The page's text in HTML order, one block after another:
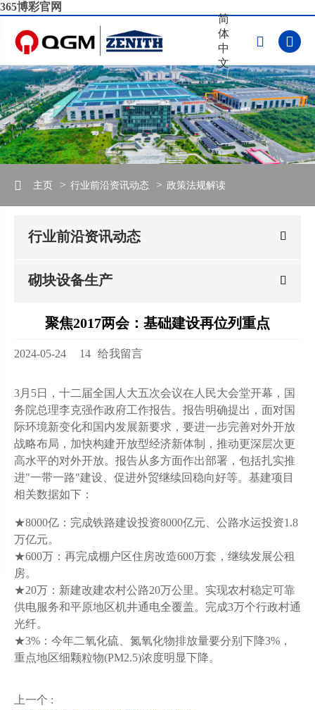
365博彩官网
简
体
中
文
 
主页 行业前沿资讯动态 政策法规解读
行业前沿资讯动态
砌块设备生产
聚焦2017两会：基础建设再位列重点
2024-05-24 14 给我留言
3月5日，十二届全国人大五次会议在人民大会堂开幕，国
务院总理李克强作政府工作报告。报告明确提出，面对国
际环境新变化和国内发展新要求，要进一步完善对外开放
战略布局，加快构建开放型经济新体制，推动更深层次更
高水平的对外开放。报告从多方面作出部署，包括扎实推
进"一带一路"建设、促进外贸继续回稳向好等。基建项目
相关数据如下：
★8000亿：完成铁路建设投资8000亿元、公路水运投资1.8
万亿元。
★600万：再完成棚户区住房改造600万套，继续发展公租
房。
★20万：新建改建农村公路20万公里。实现农村稳定可靠
供电服务和平原地区机井通电全覆盖。完成3万个行政村通
光纤。
★3%：今年二氧化硫、氮氧化物排放量要分别下降3%，
重点地区细颗粒物(PM2.5)浓度明显下降。
上一个 :